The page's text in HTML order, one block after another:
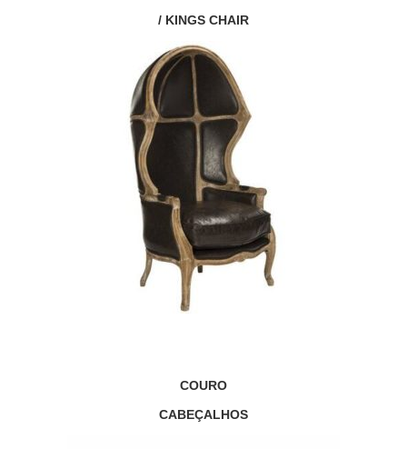
/ KINGS CHAIR
COURO
CABEÇALHOS